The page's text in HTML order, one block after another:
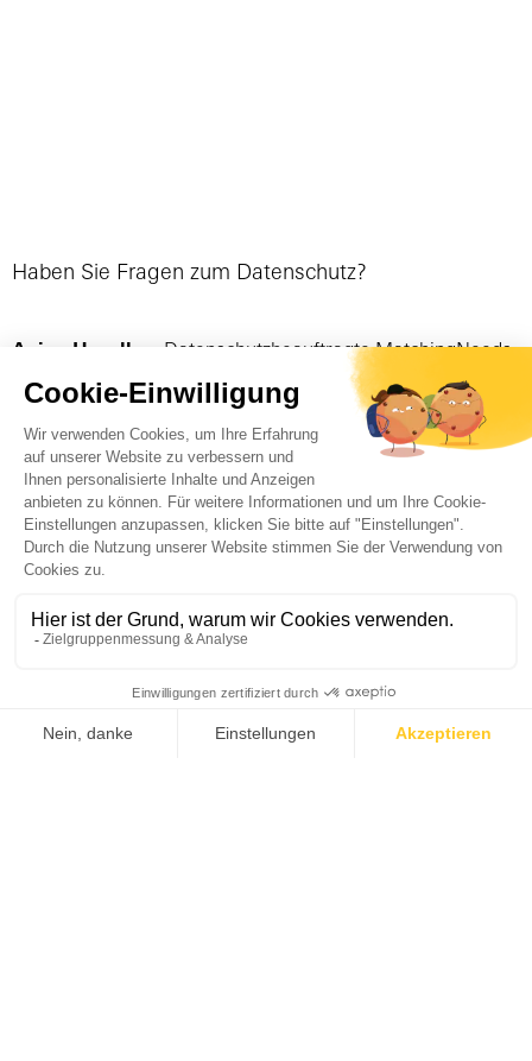
Haben Sie Fragen zum Datenschutz?
Anina Havelka
- Datenschutzbeauftragte MatchingNeeds
Sind Sie neugierig geworden und wollen mehr über uns erfahren?
Kontaktieren Sie uns.